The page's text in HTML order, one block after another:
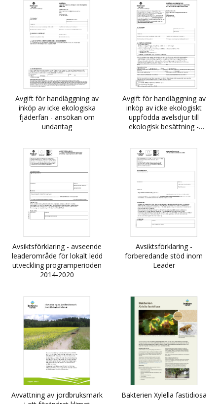
Avgift för handläggning av
inköp av icke ekologiska
fjäderfän - ansökan om
undantag
Avgift för handläggning av
inköp av icke ekologiskt
uppfödda avelsdjur till
ekologisk besättning -
Avsiktsförklaring - avseende
leaderområde för lokalt ledd
utveckling programperioden
2014-2020
Avsiktsförklaring -
förberedande stöd inom
Leader
Avvattning av jordbruksmark
Bakterien Xylella fastidiosa